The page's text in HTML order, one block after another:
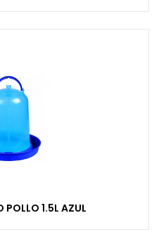
POLLO 1.5L AZUL